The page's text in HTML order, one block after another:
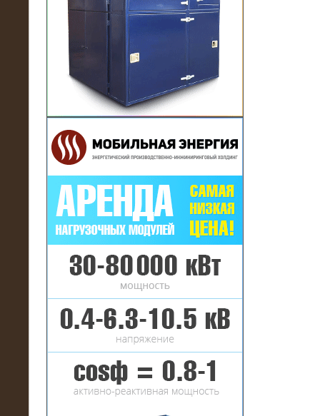
21.03.2017
Комплектная трансформаторная
подстанция 6 МВА (морское
исполнение, IP56)
16.01.2017
Аренда нагрузочного комплекса 22
МВт (10 кВ) на газовое
месторождение